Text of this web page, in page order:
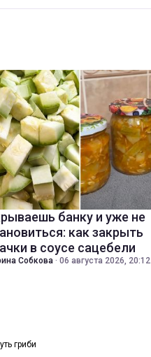
банку и уже не
как закрыть
в соусе сацебели
Собкова · 06 августа 2026, 20:12
гриби